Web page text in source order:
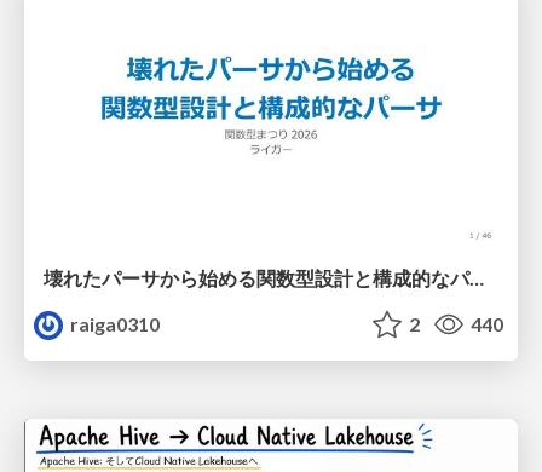
壊れたパーサから始める関数型設計と構成的なパーサ #fp_matsuri
raiga0310
2 440